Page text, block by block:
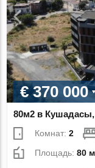
€ 370 000
80м2 в
Комнат:2
Площадь:80